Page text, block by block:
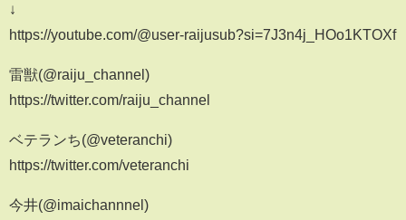
↓
https://youtube.com/@user-raijusub?si=7J3n4j_HOo1KTOXf
雷獣(@raiju_channel)
https://twitter.com/raiju_channel
ベテランち(@veteranchi)
https://twitter.com/veteranchi
今井(@imaichannnel)